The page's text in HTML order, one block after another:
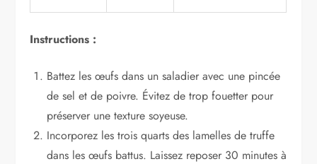
Instructions :
Battez les œufs dans un saladier avec une pincée
de sel et de poivre. Évitez de trop fouetter pour
préserver une texture soyeuse.
Incorporez les trois quarts des lamelles de truffe
dans les œufs battus. Laissez reposer 30 minutes à